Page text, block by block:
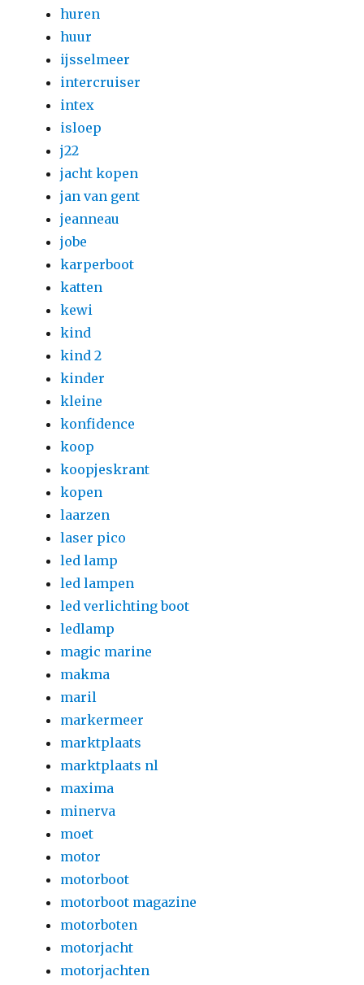
huren
huur
ijsselmeer
intercruiser
intex
isloep
j22
jacht kopen
jan van gent
jeanneau
jobe
karperboot
katten
kewi
kind
kind 2
kinder
kleine
konfidence
koop
koopjeskrant
kopen
laarzen
laser pico
led lamp
led lampen
led verlichting boot
ledlamp
magic marine
makma
maril
markermeer
marktplaats
marktplaats nl
maxima
minerva
moet
motor
motorboot
motorboot magazine
motorboten
motorjacht
motorjachten